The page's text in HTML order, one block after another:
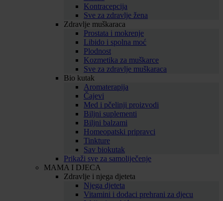
Kontracepcija
Sve za zdravlje žena
Zdravlje muškaraca
Prostata i mokrenje
Libido i spolna moć
Plodnost
Kozmetika za muškarce
Sve za zdravlje muškaraca
Bio kutak
Aromaterapija
Čajevi
Med i pčelinji proizvodi
Biljni suplementi
Biljni balzami
Homeopatski pripravci
Tinkture
Sav biokutak
Prikaži sve za samoliječenje
MAMA I DJECA
Zdravlje i njega djeteta
Njega djeteta
Vitamini i dodaci prehrani za djecu